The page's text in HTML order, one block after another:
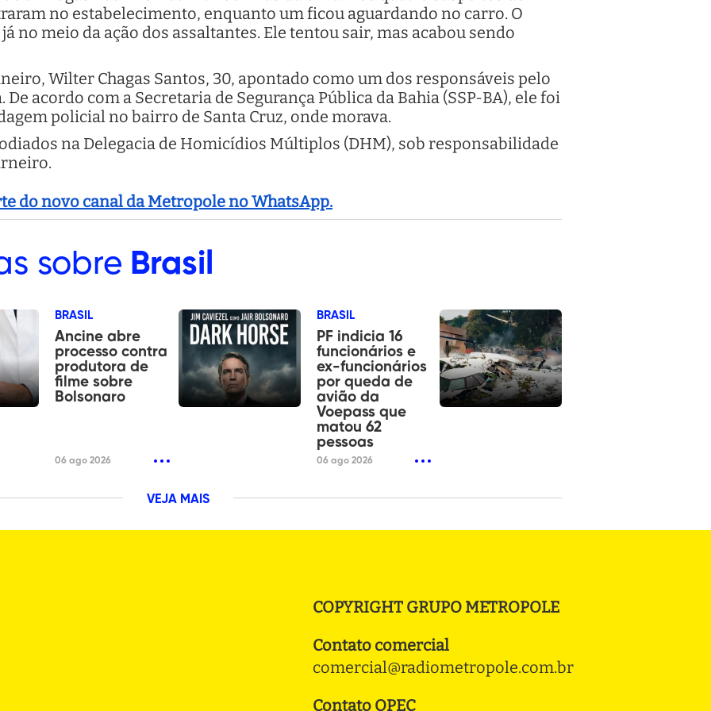
no estabelecimento, enquanto um ficou aguardando no carro. O
no meio da ação dos assaltantes. Ele tentou sair, mas acabou sendo
Wilter Chagas Santos, 30, apontado como um dos responsáveis pelo
acordo com a Secretaria de Segurança Pública da Bahia (SSP-BA), ele foi
policial no bairro de Santa Cruz, onde morava.
na Delegacia de Homicídios Múltiplos (DHM), sob responsabilidade
do novo canal da Metropole no WhatsApp.
sobre Brasil
BRASIL
Ancine abre
processo contra
produtora de
filme sobre
Bolsonaro
06 ago 2026
BRASIL
PF indicia 16
funcionários e
ex-funcionários
por queda de
avião da
Voepass que
matou 62
pessoas
06 ago 2026
VEJA MAIS
COPYRIGHT GRUPO METROPOLE
Contato comercial
comercial@radiometropole.com.br
Contato OPEC